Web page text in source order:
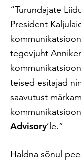
“Turundajate
President
tegevjuht
teised esitajad
saavutust
Advisory’le.”
Haldna sõnul